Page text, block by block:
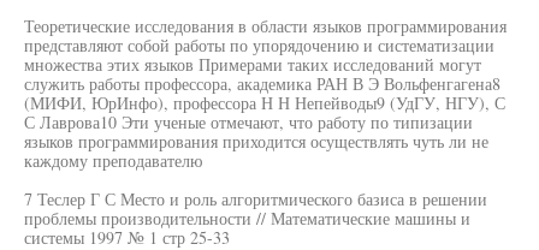
Теоретические исследования в области языков программирования
представляют собой работы по упорядочению и систематизации
множества этих языков Примерами таких исследований могут
служить работы профессора, академика РАН В Э Вольфенгагена8
(МИФИ, ЮрИнфо), профессора Н Н Непейводы9 (УдГУ, НГУ), С
С Лаврова10 Эти ученые отмечают, что работу по типизации
языков программирования приходится осуществлять чуть ли не
каждому преподавателю
7 Теслер Г С Место и роль алгоритмического базиса в решении
проблемы производительности // Математические машины и
системы 1997 № 1 стр 25-33